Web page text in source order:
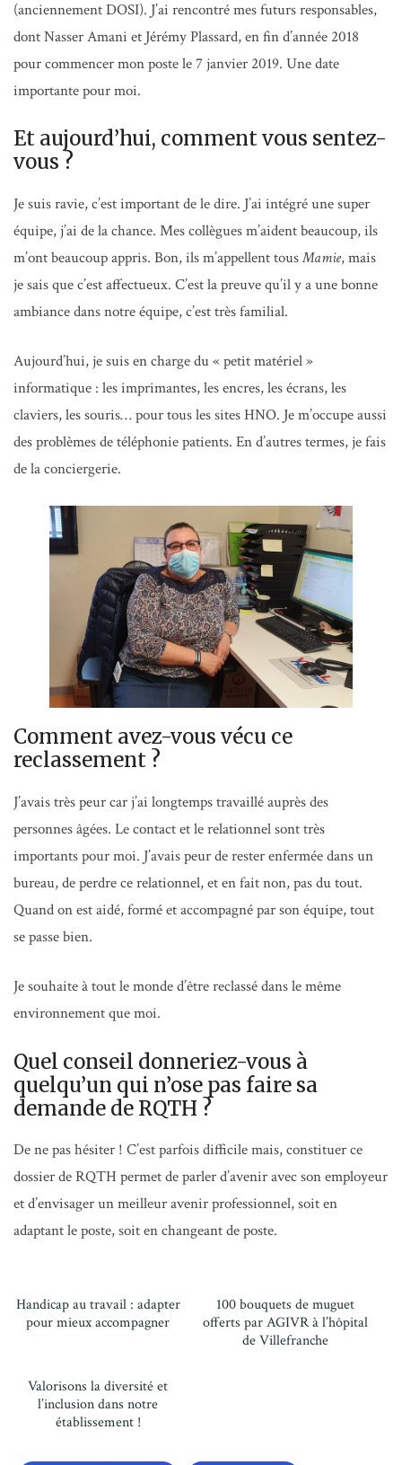
(anciennement DOSI). J’ai rencontré mes futurs responsables,
dont Nasser Amani et Jérémy Plassard, en fin d’année 2018
pour commencer mon poste le 7 janvier 2019. Une date
importante pour moi.
Et aujourd’hui, comment vous sentez-
vous ?
Je suis ravie, c’est important de le dire. J’ai intégré une super
équipe, j’ai de la chance. Mes collègues m’aident beaucoup, ils
m’ont beaucoup appris. Bon, ils m’appellent tousMamie, mais
je sais que c’est affectueux. C’est la preuve qu’il y a une bonne
ambiance dans notre équipe, c’est très familial.
Aujourd’hui, je suis en charge du « petit matériel »
informatique : les imprimantes, les encres, les écrans, les
claviers, les souris… pour tous les sites HNO. Je m’occupe aussi
des problèmes de téléphonie patients. En d’autres termes, je fais
de la conciergerie.
Comment avez-vous vécu ce
reclassement ?
J’avais très peur car j’ai longtemps travaillé auprès des
personnes âgées. Le contact et le relationnel sont très
importants pour moi. J’avais peur de rester enfermée dans un
bureau, de perdre ce relationnel, et en fait non, pas du tout.
Quand on est aidé, formé et accompagné par son équipe, tout
se passe bien.
Je souhaite à tout le monde d’être reclassé dans le même
environnement que moi.
Quel conseil donneriez-vous à
quelqu’un qui n’ose pas faire sa
demande de RQTH ?
De ne pas hésiter ! C’est parfois difficile mais, constituer ce
dossier de RQTH permet de parler d’avenir avec son employeur
et d’envisager un meilleur avenir professionnel, soit en
adaptant le poste, soit en changeant de poste.
Handicap au travail : adapter
pour mieux accompagner
100 bouquets de muguet
offerts par AGIVR à l’hôpital
de Villefranche
Valorisons la diversité et
l’inclusion dans notre
établissement !